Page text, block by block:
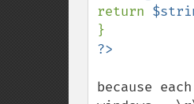
return
because